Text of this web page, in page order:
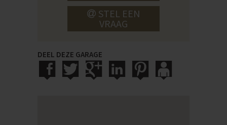
STEL EEN
VRAAG
DEEL DEZE GARAGE